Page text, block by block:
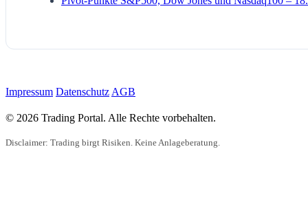
Impressum Datenschutz AGB
© 2026 Trading Portal. Alle Rechte vorbehalten.
Disclaimer: Trading birgt Risiken. Keine Anlageberatung.